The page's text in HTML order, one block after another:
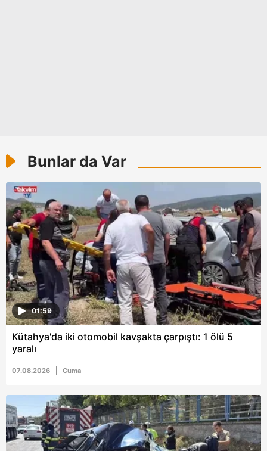
için Ayarlar butonuna tıklayabilir,
Metnimiziziyaret edebilirsiniz.
6698 sayılı Kişisel Verilerin Korunması Kanunu uyarınca
hazırlanmış Aydınlatma Metnimizi okumak ve sitemizde
ilgili mevzuata uygun olarak kullanılan çerezlerle ilgili bilgi
almak için lütfentıklayınız.
Bunlar da Var
01:59
Kütahya'da iki otomobil kavşakta çarpıştı: 1 ölü 5
yaralı
07.08.2026 Cuma